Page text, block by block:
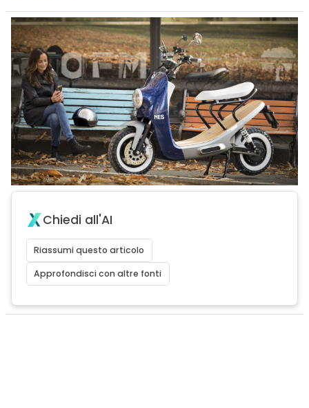
Chiedi all'AI
Riassumi questo articolo
Approfondisci con altre fonti